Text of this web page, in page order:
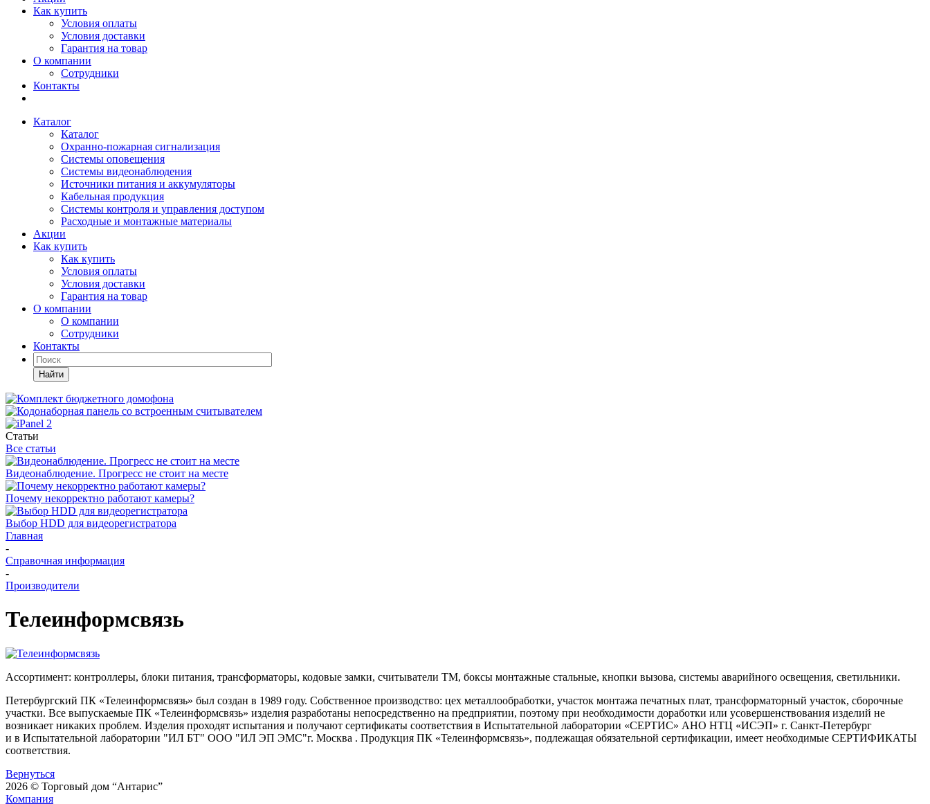
Как купить
Условия оплаты
Условия доставки
Гарантия на товар
О компании
Сотрудники
Контакты
Каталог
Каталог
Охранно-пожарная сигнализация
Системы оповещения
Системы видеонаблюдения
Источники питания и аккумуляторы
Кабельная продукция
Системы контроля и управления доступом
Расходные и монтажные материалы
Акции
Как купить
Как купить
Условия оплаты
Условия доставки
Гарантия на товар
О компании
О компании
Сотрудники
Контакты
Найти
Статьи
Все статьи
Видеонаблюдение. Прогресс не стоит на месте
Почему некорректно работают камеры?
Выбор HDD для видеорегистратора
Главная
-
Справочная информация
-
Производители
Телеинформсвязь
Ассортимент: контроллеры, блоки питания, трансформаторы, кодовые замки, считыватели ТМ, боксы монтажные стальные, кнопки вызова, системы аварийного освещения, светильники.
Петербургский ПК «Телеинформсвязь» был создан в 1989 году. Собственное производство: цех металлообработки, участок монтажа печатных плат, трансформаторный участок, сборочные
участки. Все выпускаемые ПК «Телеинформсвязь» изделия разработаны непосредственно на предприятии, поэтому при необходимости доработки или усовершенствования изделий не
возникает никаких проблем. Изделия проходят испытания и получают сертификаты соответствия в Испытательной лаборатории «СЕРТИС» АНО НТЦ «ИСЭП» г. Санкт-Петербург
и в Испытательной лаборатории "ИЛ БТ" ООО "ИЛ ЭП ЭМС"г. Москва . Продукция ПК «Телеинформсвязь», подлежащая обязательной сертификации, имеет необходимые СЕРТИФИКАТЫ
соответствия.
Вернуться
2026 © Торговый дом “Антарис”
Компания